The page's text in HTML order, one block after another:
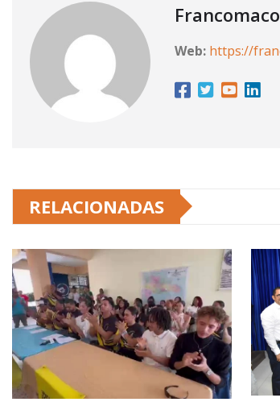
Web: https://
RELACIONADAS